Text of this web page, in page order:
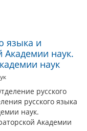
языка и
Академии наук.
наук
русского
русского языка
наук.
Академии